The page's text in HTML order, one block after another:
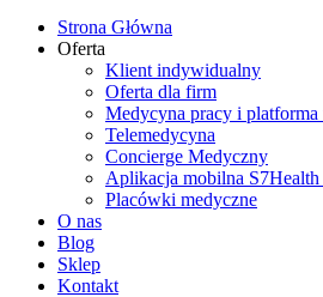
Strona Główna
Oferta
Klient indywidualny
Oferta dla firm
Medycyna pracy i platforma
Telemedycyna
Concierge Medyczny
Aplikacja mobilna
Placówki medyczne
O nas
Blog
Sklep
Kontakt